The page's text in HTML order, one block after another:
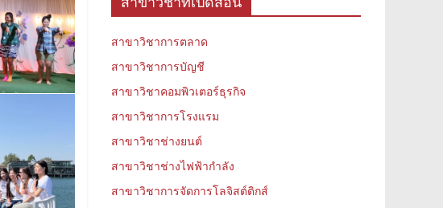
สาขาวิชาการตลาด
สาขาวิชาการบัญชี
สาขาวิชาคอมพิวเตอร์ธุรกิจ
สาขาวิชาการโรงแรม
สาขาวิชาช่างยนต์
สาขาวิชาช่างไฟฟ้ากำลัง
สาขาวิชาการจัดการโลจิสต์ติกส์